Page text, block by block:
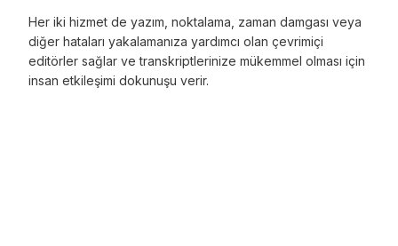
Her iki hizmet de yazım, noktalama, zaman damgası veya
diğer hataları yakalamanıza yardımcı olan çevrimiçi
editörler sağlar ve transkriptlerinize mükemmel olması için
insan etkileşimi dokunuşu verir.